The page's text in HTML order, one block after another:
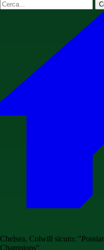
Chelsea, Colwill sicuro:
Champions"